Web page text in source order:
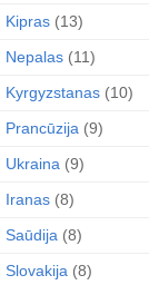
Kipras (13)
Nepalas (11)
Kyrgyzstanas (10)
Prancūzija (9)
Ukraina (9)
Iranas (8)
Saūdija (8)
Slovakija (8)